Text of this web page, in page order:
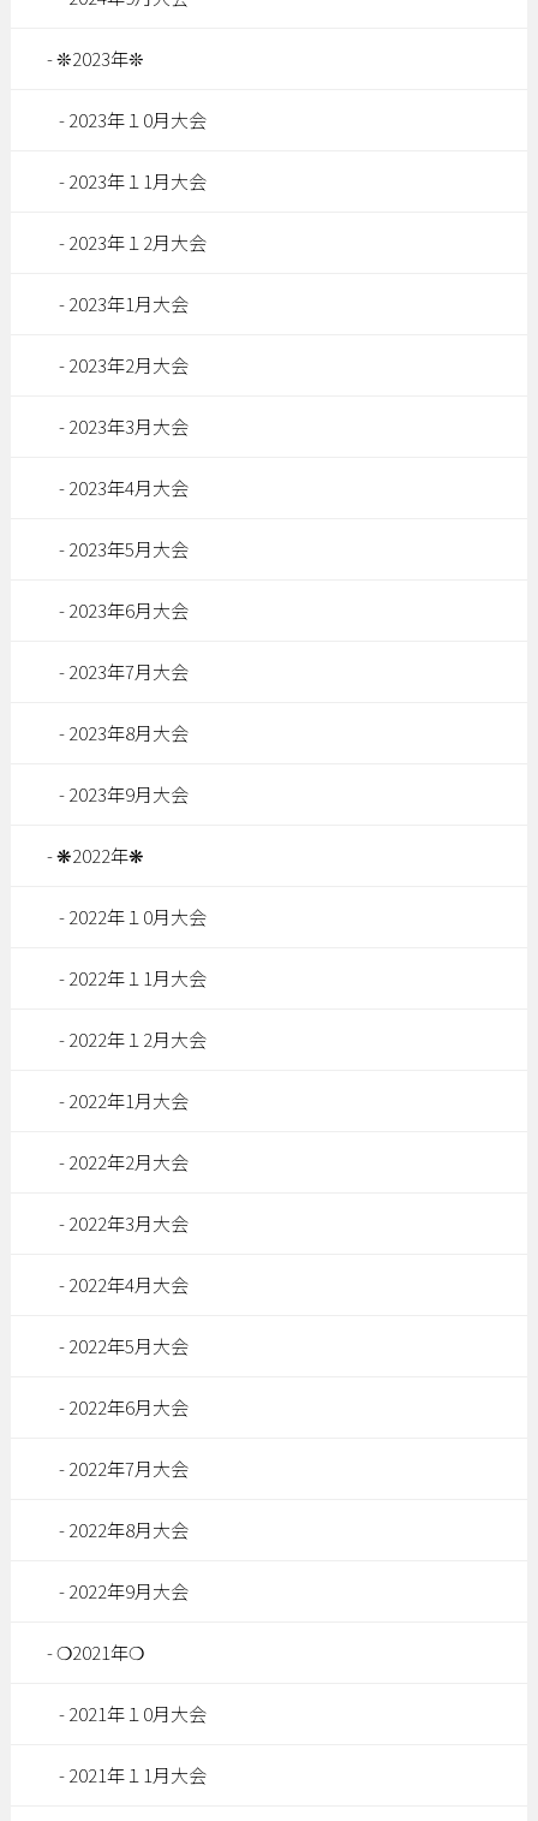
❊2023年❊
2023年１0月大会
2023年１1月大会
2023年１2月大会
2023年1月大会
2023年2月大会
2023年3月大会
2023年4月大会
2023年5月大会
2023年6月大会
2023年7月大会
2023年8月大会
2023年9月大会
❋2022年❋
2022年１0月大会
2022年１1月大会
2022年１2月大会
2022年1月大会
2022年2月大会
2022年3月大会
2022年4月大会
2022年5月大会
2022年6月大会
2022年7月大会
2022年8月大会
2022年9月大会
❍2021年❍
2021年１0月大会
2021年１1月大会